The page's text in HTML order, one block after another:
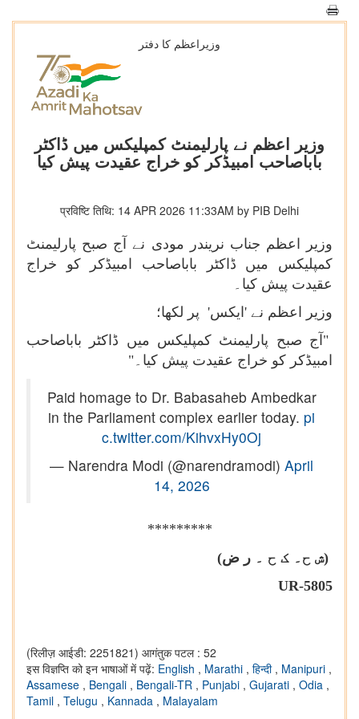
وزیراعظم کا دفتر
وزیر اعظم نے پارلیمنٹ کمپلیکس میں ڈاکٹر
باباصاحب امبیڈکر کو خراج عقیدت پیش کیا
प्रविष्टि तिथि: 14 APR 2026 11:33AM by PIB Delhi
وزیر اعظم جناب نریندر مودی نے آج صبح پارلیمنٹ
کمپلیکس میں ڈاکٹر باباصاحب امبیڈکر کو خراج
عقیدت پیش کیا۔
وزیر اعظم نے 'ایکس' پر لکھا؛
"آج صبح پارلیمنٹ کمپلیکس میں ڈاکٹر باباصاحب
امبیڈکر کو خراج عقیدت پیش کیا۔"
Paid homage to Dr. Babasaheb Ambedkar
in the Parliament complex earlier today. pi
c.twitter.com/KihvxHy0Oj
— Narendra Modi (@narendramodi) April
14, 2026
*********
(ش ح۔ ک ح ۔ ر ض)
UR-5805
(रिलीज़ आईडी: 2251821) आगंतुक पटल : 52
इस विज्ञप्ति को इन भाषाओं में पढ़ें: English , Marathi , हिन्दी , Manipuri ,
Assamese , Bengali , Bengali-TR , Punjabi , Gujarati , Odia ,
Tamil , Telugu , Kannada , Malayalam